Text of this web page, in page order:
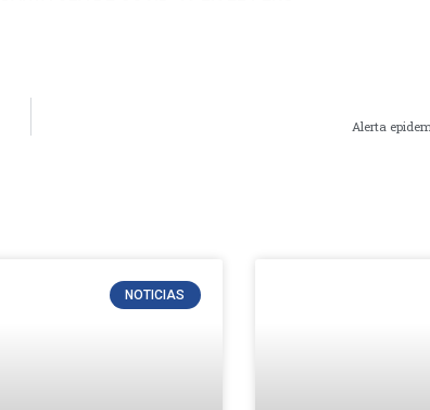
Alerta
NOTICIAS